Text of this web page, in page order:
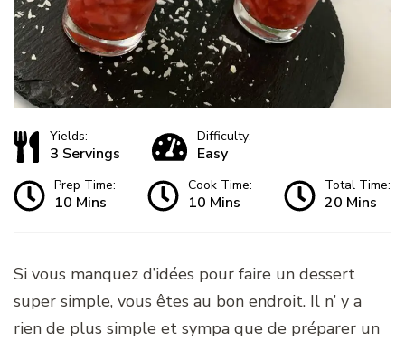
Yields:
3 Servings
Difficulty:
Easy
Prep Time:
10 Mins
Cook Time:
10 Mins
Total Time:
20 Mins
Si vous manquez d’idées pour faire un dessert
super simple, vous êtes au bon endroit. Il n’ y a
rien de plus simple et sympa que de préparer un